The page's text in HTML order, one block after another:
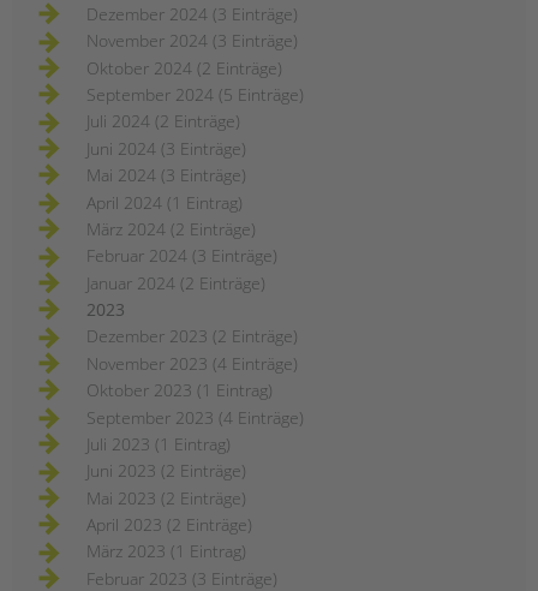
Dezember 2024 (3 Einträge)
November 2024 (3 Einträge)
Oktober 2024 (2 Einträge)
September 2024 (5 Einträge)
Juli 2024 (2 Einträge)
Juni 2024 (3 Einträge)
Mai 2024 (3 Einträge)
April 2024 (1 Eintrag)
März 2024 (2 Einträge)
Februar 2024 (3 Einträge)
Januar 2024 (2 Einträge)
2023
Dezember 2023 (2 Einträge)
November 2023 (4 Einträge)
Oktober 2023 (1 Eintrag)
September 2023 (4 Einträge)
Juli 2023 (1 Eintrag)
Juni 2023 (2 Einträge)
Mai 2023 (2 Einträge)
April 2023 (2 Einträge)
März 2023 (1 Eintrag)
Februar 2023 (3 Einträge)